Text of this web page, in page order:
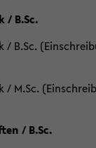
/ B.Sc.
B.Sc.
M.Sc.
/ B.Sc.